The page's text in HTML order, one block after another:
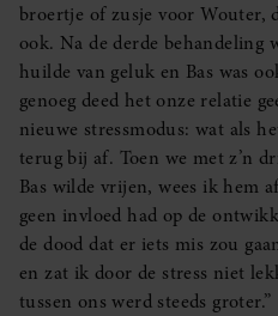
broertje of zusje voor Wouter,
ook. Na de derde behandeling
huilde van geluk en Bas was
genoeg deed het onze relatie
nieuwe stressmodus: wat als
terug bij af. Toen we met z’n
Bas wilde vrijen, wees ik hem
geen invloed had op de
de dood dat er iets mis zou
en zat ik door de stress niet
tussen ons werd steeds groter.”